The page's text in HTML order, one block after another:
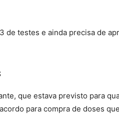
de testes e ainda precisa de
que estava previsto para
para compra de doses